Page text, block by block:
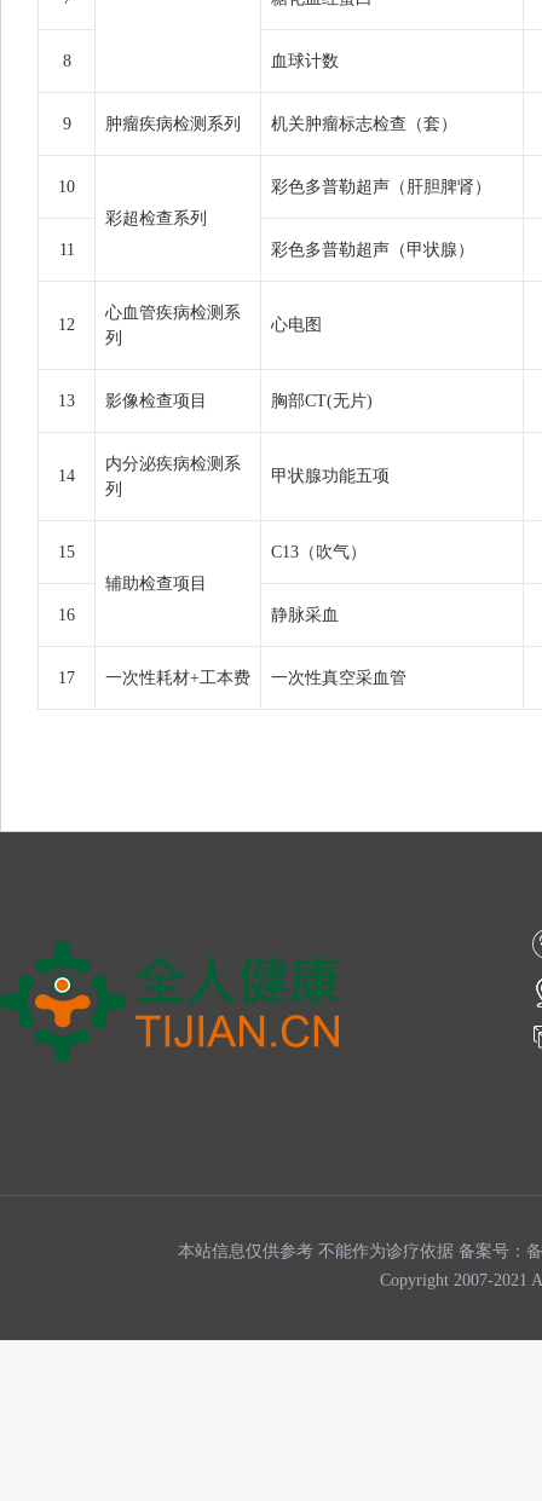
8 血球计数
9 肿瘤疾病检测系列 机关肿瘤标志检查（套）
10
彩超检查系列
彩色多普勒超声（肝胆脾肾）
11 彩色多普勒超声（甲状腺）
12
心血管疾病检测系
列
心电图
13 影像检查项目 胸部CT(无片)
14
内分泌疾病检测系
列
甲状腺功能五项
15
辅助检查项目
C13（吹气）
16 静脉采血
17 一次性耗材+工本费 一次性真空采血管
本站信息仅供参考 不能作为诊疗依据 备案号：
Copyright 2007-2021